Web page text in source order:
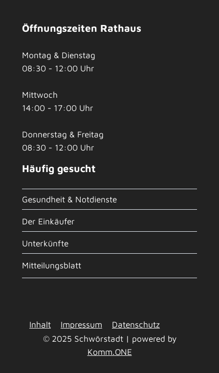
Öffnungszeiten Rathaus
Montag & Dienstag
08:30 - 12:00 Uhr
Mittwoch
14:00 - 17:00 Uhr
Donnerstag & Freitag
08:30 - 12:00 Uhr
Häufig gesucht
Gesundheit & Notdienste
Der Einkäufer
Unterkünfte
Mitteilungsblatt
Inhalt Impressum
Datenschutz
© 2025 Schwörstadt | powered by
Komm.ONE